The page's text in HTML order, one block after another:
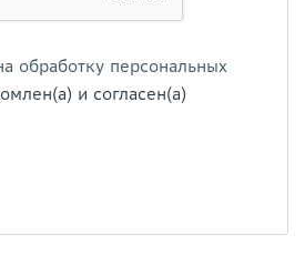
обработку персональных
и согласен(а)